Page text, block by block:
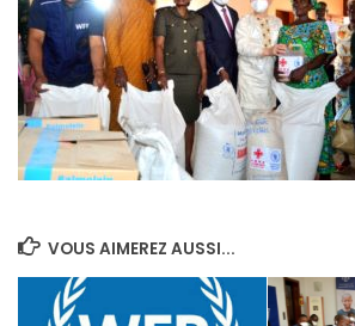
VOUS AIMEREZ AUSSI...